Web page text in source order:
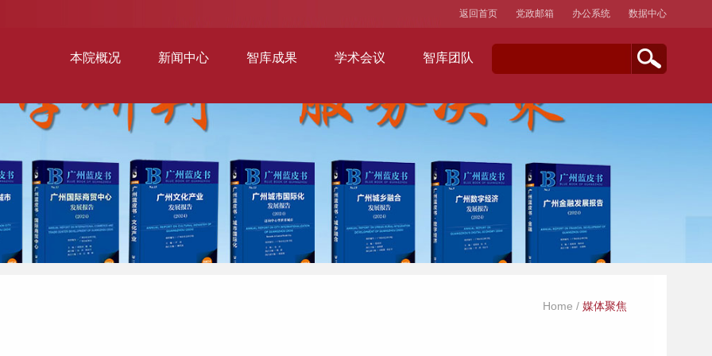
本院概况 新闻中心 智库成果 学术会议 智库团队
返回首页 党政邮箱 办公系统 数据中心
Home / 媒体聚焦